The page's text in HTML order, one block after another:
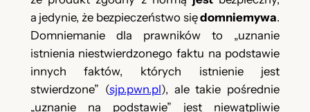
a jedynie, że bezpieczeństwo siędomniemywa.
Domniemanie dla prawników to „uznanie
istnienia niestwierdzonego faktu na podstawie
innych faktów, których istnienie jest
stwierdzone” (sjp.pwn.pl), ale takie pośrednie
„uznanie na podstawie” jest niewątpliwie